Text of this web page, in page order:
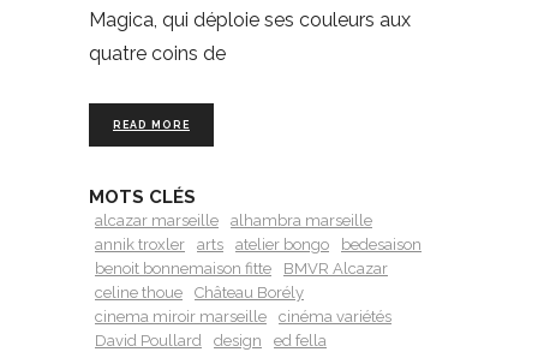
Magica, qui déploie ses couleurs aux
quatre coins de
READ MORE
MOTS CLÉS
alcazar marseille
alhambra marseille
annik troxler
arts atelier bongo
bedesaison
benoit bonnemaison fitte
BMVR Alcazar
celine thoue
Château Borély
cinema miroir marseille
cinéma variétés
David Poullard
design
ed fella